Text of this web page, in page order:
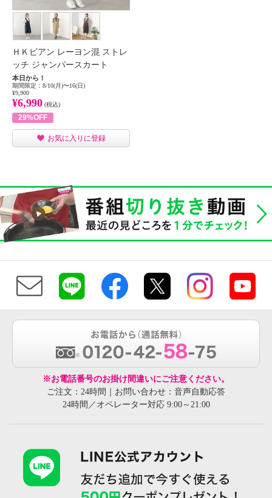
ＨＫビアン レーヨン混 ストレ
ッチ ジャンパースカート
本日から！
期間限定：8/10(月)〜16(日)
¥9,900
¥6,990 (税込)
29%OFF
お気に入りに登録
※お電話番号のお掛け間違いにご注意ください。
ご注文：24時間｜お問い合わせ：音声自動応答
24時間／オペレーター対応 9:00～21:00